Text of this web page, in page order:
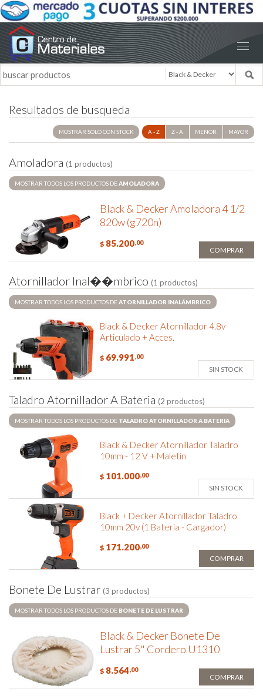
Resultados de busqueda
A - Z Z - A MENOR MAYOR
MOSTRAR SOLO CON STOCK
Amoladora (1 productos)
MOSTRAR TODOS LOS PRODUCTOS DEAMOLADORA
Black & Decker Amoladora 4 1/2
820w (g720n)
$ 85.200,00
COMPRAR
Atornillador Inal��mbrico (1 productos)
MOSTRAR TODOS LOS PRODUCTOS DEATORNILLADOR INALÁMBRICO
Black & Decker Atornillador 4.8v
Articulado + Acces.
$ 69.991,00
SIN STOCK
Taladro AtornilladorA Bateria (2 productos)
MOSTRAR TODOS LOS PRODUCTOS DE TALADRO ATORNILLADOR A BATERIA
Black & Decker Atornillador Taladro
10mm - 12 V + Maletin
$ 101.000,00
SIN STOCK
Black + Decker Atornillador Taladro
10mm 20v (1 Bateria - Cargador)
$ 171.200,00
COMPRAR
Bonete De L ustrar (3 productos)
MOSTRAR TODOS LOS PRODUCTOS DE BONETE DE LUSTRAR
Black & Decker Bonete De
Lustrar 5" Cordero U1310
$ 8.564,00
COMPRAR